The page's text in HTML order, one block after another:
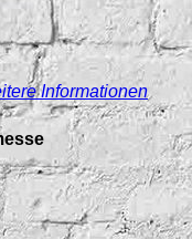
Informationen